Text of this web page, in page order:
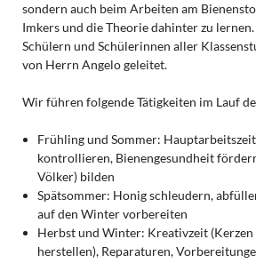
sondern auch beim Arbeiten am
Imkers und die Theorie dahinter zu
Schülern und Schülerinnen aller
von Herrn Angelo geleitet.
Wir führen folgende Tätigkeiten im Lauf
Frühling und Sommer:
kontrollieren, Bienengesundheit
Völker) bilden
Spätsommer: Honig schleudern,
auf den Winter vorbereiten
Herbst und Winter: Kreativzeit (Kerzen
herstellen), Reparaturen,